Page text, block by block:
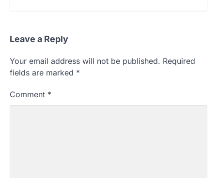
Leave a Reply
Your email address will not be published. Required
fields are marked *
Comment *